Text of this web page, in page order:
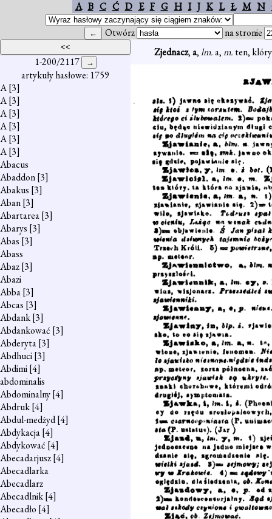
A B C Ć D E F G H I J K L Ł M N
Otwórz na stronie
1-200/2117
artykuły hasłowe: 1759
A[3]
A[3]
A[3]
A[3]
A[3]
A[3]
Abacus
Abaddon[3]
Abakus [3]
Aban[3]
Abartarea[3]
Abarys [3]
Abas [3]
Abass
Abaz[3]
Abazi
Abba[3]
Abcas [3]
Abdank[3]
Abdankować [3]
Abderyta[3]
Abdhuci[3]
Abdimi[4]
abdominalis
Abdominalny[4]
Abdruk[4]
Abdul-medżyd[4]
Abdykacja[4]
Abdykować [4]
Abecadarjusz[4]
Abecadlarka
Abecadlarz
Abecadlnik[4]
Abecadło [4]
Zjednacz,a,lm.a,m. ten, klóry